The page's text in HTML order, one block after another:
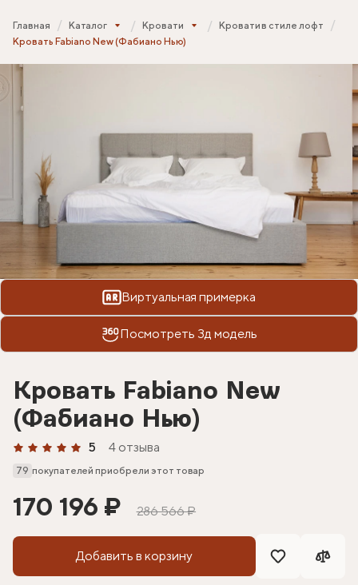
Главная Каталог Кровати
Кровати в стиле лофт
Кровать Fabiano New (Фабиано Нью)
Виртуальная примерка
Посмотреть 3д модель
Кровать Fabiano New
(Фабиано Нью)
5 4 отзыва
79 покупателей приобрели этот товар
170 196 ₽ 286 566 ₽
Добавить в корзину